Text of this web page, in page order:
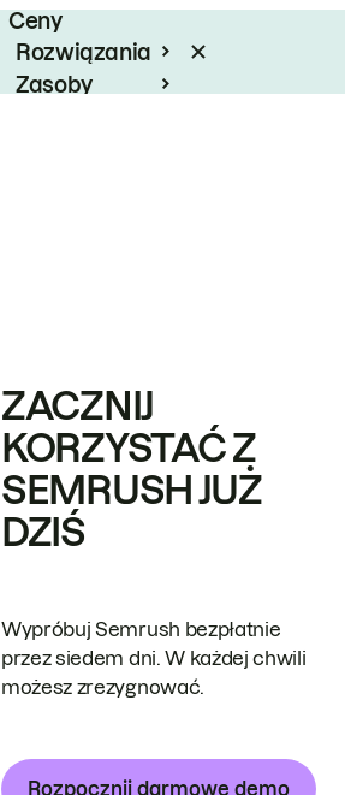
Ceny
Rozwiązania
Zasoby
ZACZNIJ
KORZYSTAĆ Z
SEMRUSH JUŻ
DZIŚ
Wypróbuj Semrush bezpłatnie
przez siedem dni. W każdej chwili
możesz zrezygnować.
Rozpocznij darmowe demo